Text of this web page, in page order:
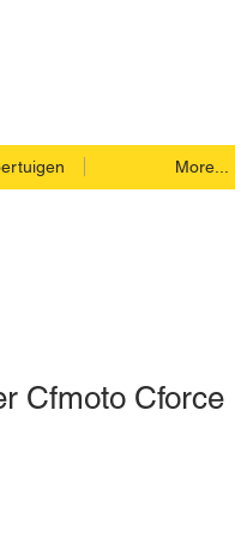
More...
Cfmoto Cforce